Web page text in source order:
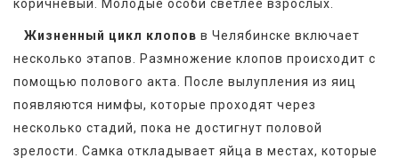
коричневый. Молодые особи светлее взрослых.
Жизненный цикл клопов в Челябинске включает
несколько этапов. Размножение клопов происходит с
помощью полового акта. После вылупления из яиц
появляются нимфы, которые проходят через
несколько стадий, пока не достигнут половой
зрелости. Самка откладывает яйца в местах, которые